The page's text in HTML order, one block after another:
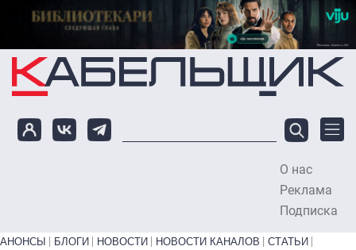
Перейти к основному содержанию
О нас
Реклама
Подписка
Primary links bottom
АНОНСЫ БЛОГИ НОВОСТИ НОВОСТИ КАНАЛОВ
СТАТЬИ